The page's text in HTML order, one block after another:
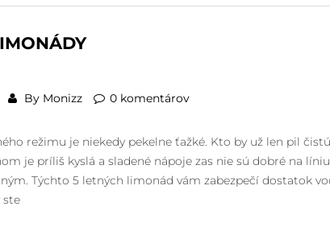
By Monizz 0 komentárov
režimu je niekedy pekelne ťažké. Kto by už len pil
je príliš kyslá a sladené nápoje zas nie sú dobré na
Týchto 5 letných limonád vám zabezpečí dostatok
ste